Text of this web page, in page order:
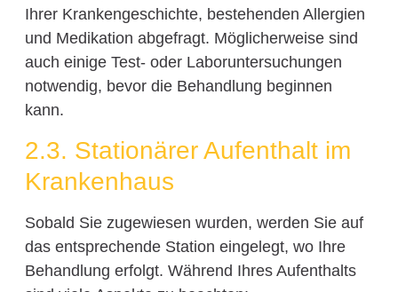
Ihrer Krankengeschichte, bestehenden Allergien
und Medikation abgefragt. Möglicherweise sind
auch einige Test- oder Laboruntersuchungen
notwendig, bevor die Behandlung beginnen
kann.
2.3. Stationärer Aufenthalt im
Krankenhaus
Sobald Sie zugewiesen wurden, werden Sie auf
das entsprechende Station eingelegt, wo Ihre
Behandlung erfolgt. Während Ihres Aufenthalts